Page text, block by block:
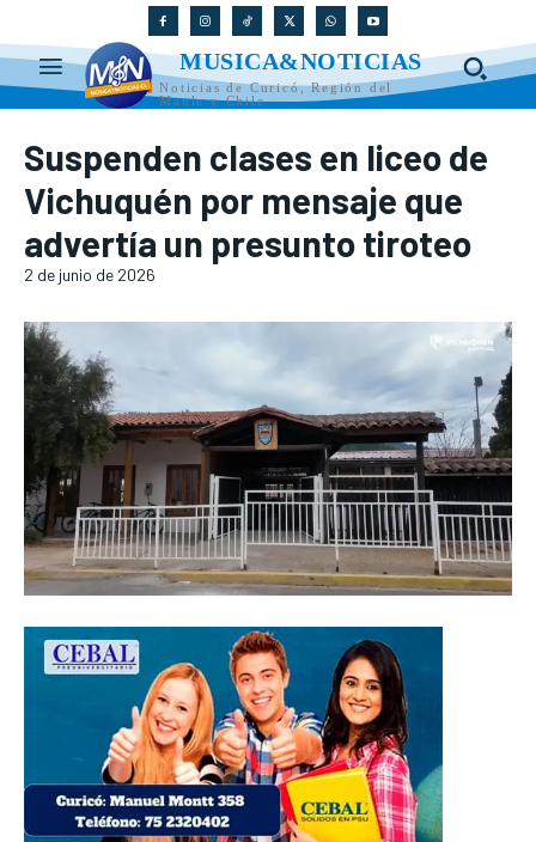
MUSICA&NOTICIAS
Noticias de Curicó, Región del
Maule y Chile
Suspenden clases en liceo de
Vichuquén por mensaje que
advertía un presunto tiroteo
2 de junio de 2026